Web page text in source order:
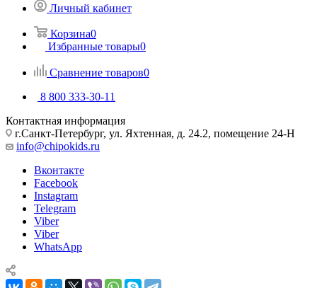
Личный кабинет
Корзина0
Избранные товары0
Сравнение товаров0
8 800 333-30-11
Контактная информация
г.Санкт-Петербург, ул. Яхтенная, д. 24.2, помещение 24-Н
info@chipokids.ru
Вконтакте
Facebook
Instagram
Telegram
Viber
Viber
WhatsApp